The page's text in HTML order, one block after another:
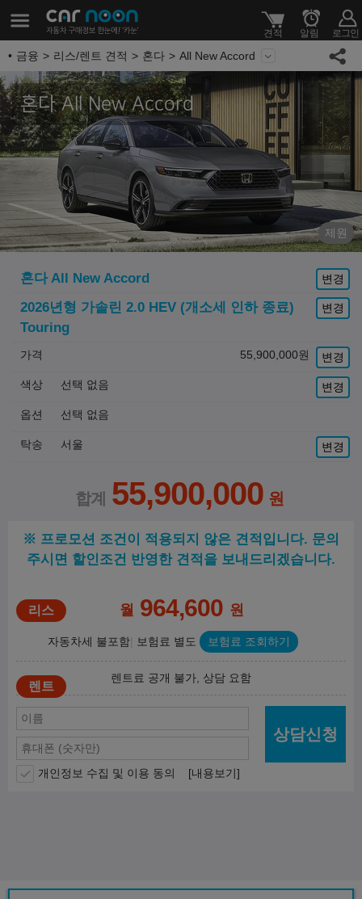
금융 리스/렌트 견적 혼다 All New Accord
혼다 All New Accord
제원
혼다 All New Accord 변경
2026년형 가솔린 2.0 HEV (개소세 인하 종료)
Touring
변경
가격 55,900,000원 변경
색상 선택 없음 변경
옵션 선택 없음
탁송 서울 변경
55,900,000
※ 프로모션 조건이 적용되지 않은 견적입니다. 문의
주시면 할인조건 반영한 견적을 보내드리겠습니다.
월 964,600 원
자동차세 불포함 보험료 별도 보험료 조회하기
렌트료 공개 불가, 상담 요함
개인정보 수집 및 이용 동의 [내용보기]
상담신청